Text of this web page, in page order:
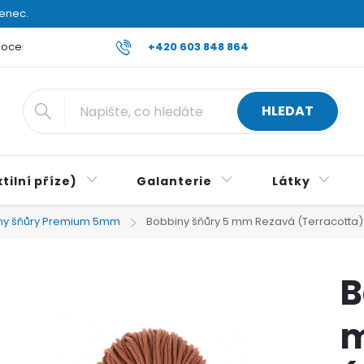
+420 603 848 864
obchodu Reklamace a vrácení zboží Všeobecné
HLEDAT
příze) Galanterie Látky
šňůry Premium 5mm Bobbiny šňůry 5 mm Rezavá (Terracotta)